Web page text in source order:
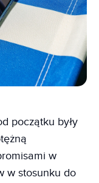
początku były
w
w stosunku do